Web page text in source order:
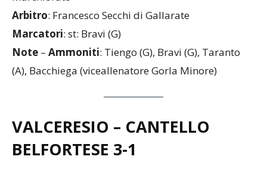
Marchiorato
: Francesco Secchi di Gallarate
: st: Bravi (G)
: Tiengo (G), Bravi (G), Taranto
(A), Bacchiega (viceallenatore Gorla Minore)
VALCERESIO – CANTELLO
BELFORTESE 3-1